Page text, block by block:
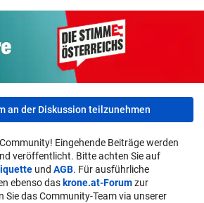
an der Diskussion teilzunehmen
Eingehende Beiträge werden
veröffentlicht. Bitte achten Sie auf
und AGB. Für ausführliche
ebenso das krone.at-Forumzur
Sie das Community-Team via unserer